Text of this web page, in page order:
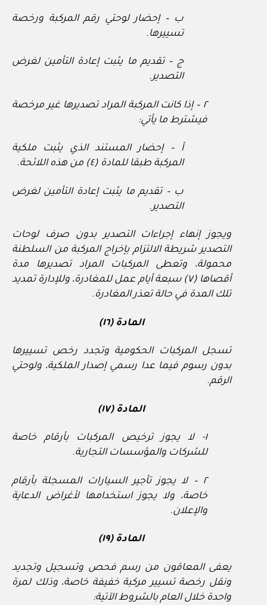
ب – إحضار لوحتي رقم المركبة ورخصة
تسييرها.
ج – تقديم ما يثبت إعادة التأمين لغرض
التصدير.
٢ – إذا كانت المركبة المراد تصديرها غير مرخصة
فيشترط ما يأتي:
أ – إحضار المستند الذي يثبت ملكية
المركبة طبقا للمادة (٤) من هذه اللائحة.
ب – تقديم ما يثبت إعادة التأمين لغرض
التصدير.
ويجوز إنهاء إجراءات التصدير بدون صرف لوحات
التصدير شريطة الالتزام بإخراج المركبة من السلطنة
محمولة، وتعطى المركبات المراد تصديرها مدة
أقصاها (٧) سبعة أيام عمل للمغادرة، وللإدارة تمديد
تلك المدة في حالة تعذر المغادرة.
المادة (١٦)
تسجل المركبات الحكومية وتجدد رخص تسييرها
بدون رسوم فيما عدا رسمي إصدار الملكية، ولوحتي
الرقم.
المادة (١٧)
١- لا يجوز ترخيص المركبات بأرقام خاصة
للشركات والمؤسسات التجارية.
٢ – لا يجوز تأجير السيارات المسجلة بأرقام
خاصة، ولا يجوز استخدامها لأغراض الدعاية
والإعلان.
المادة (١٩)
يعفى المعاقون من رسم فحص وتسجيل وتجديد
ونقل رخصة تسيير مركبة خفيفة خاصة، وذلك لمرة
واحدة خلال العام بالشروط الآتية: